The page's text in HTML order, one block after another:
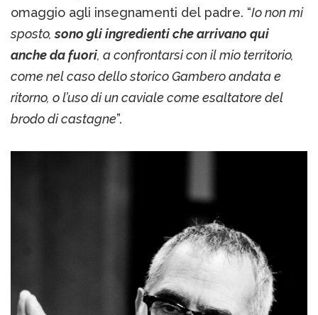
omaggio agli insegnamenti del padre. “Io non mi
sposto,sono gli ingredienti che arrivano qui
anche da fuori, a confrontarsi con il mio territorio,
come nel caso dello storico Gambero andata e
ritorno, o l’uso di un caviale come esaltatore del
brodo di castagne”.